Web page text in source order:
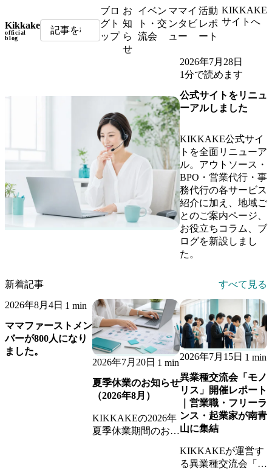
Kikkake
official
blog
ブロ
グト
ップ
お
知
ら
せ
イベン
ト・交
流会
ママイ
ンタビ
ュー
活動
レポ
ート
KIKKAKE
サイトへ
2026年7月28日
1分で読めます
公式サイトをリニュ
ーアルしました
KIKKAKE公式サイ
トを全面リニューア
ル。アウトソース・
BPO・営業代行・事
務代行の各サービス
紹介に加え、地域ご
とのご案内ページ、
お役立ちコラム、ブ
ログを新設しまし
た。
新着記事 すべて見る
2026年8月4日 1 min
ママファーストメン
バーが800人になり
ました。
2026年7月20日 1 min
夏季休業のお知らせ
（2026年8月）
KIKKAKEの2026年
夏季休業期間のお知
2026年7月15日 1 min
異業種交流会「モノ
リス」開催レポート
｜営業職・フリーラ
ンス・起業家が南青
山に集結
KIKKAKEが運営す
る異業種交流会「モ